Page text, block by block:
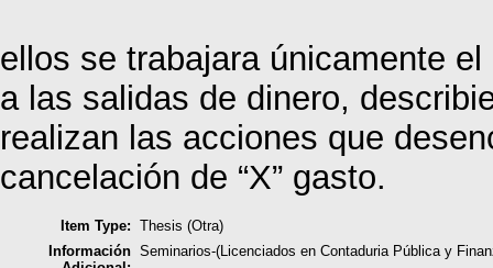
ellos se trabajara únicamente
a las salidas de dinero,
realizan las acciones que
cancelación de “X” gasto.
Item Type: Thesis (Otra)
Información Seminarios-(Licenciados en Contaduria Pública y